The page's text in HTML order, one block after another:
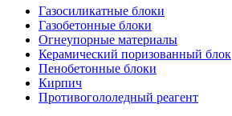
Газосиликатные блоки
Газобетонные блоки
Огнеупорные материалы
Керамический поризованный блок
Пенобетонные блоки
Кирпич
Противогололедный реагент